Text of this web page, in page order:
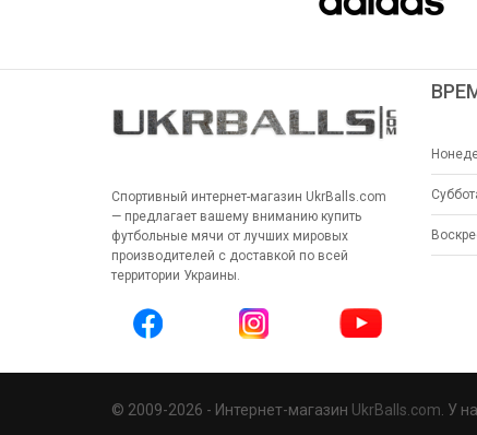
Спортивный интернет-магазин UkrBalls.com
— предлагает вашему вниманию купить
футбольные мячи от лучших мировых
производителей с доставкой по всей
территории Украины.
© 2009-2026 - Интернет-магазин UkrBalls.com . У